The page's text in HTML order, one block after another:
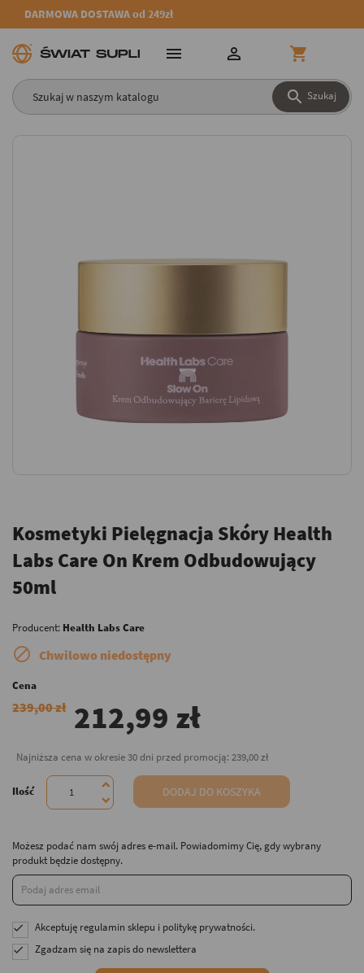
DARMOWA DOSTAWA od 249zł
 Szukaj
  
Kosmetyki Pielęgnacja Skóry Health
Labs Care On Krem Odbudowujący
50ml
Producent: Health Labs Care
 Chwilowo niedostępny
Cena
239,00 zł 212,99 zł
Najniższa cena w okresie 30 dni przed promocją: 239,00 zł
Ilość DODAJ DO KOSZYKA
Możesz podać nam swój adres e-mail. Powiadomimy Cię, gdy wybrany
produkt będzie dostępny.
 Akceptuję regulamin sklepu i politykę prywatności.
 Zgadzam się na zapis do newslettera